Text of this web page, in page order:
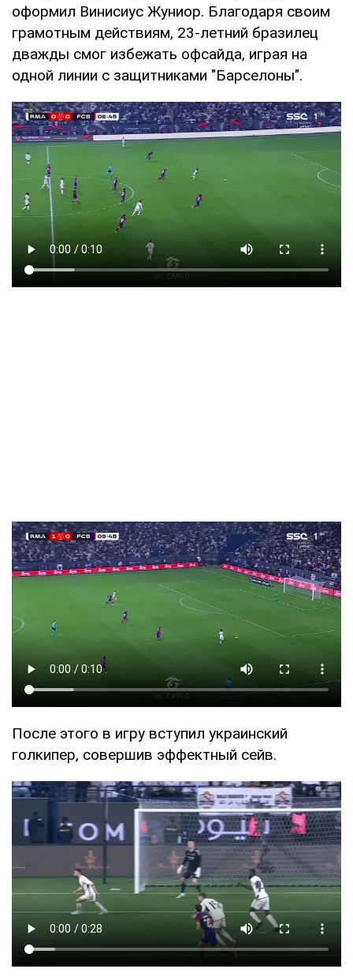
оформил Винисиус Жуниор. Благодаря своим
грамотным действиям, 23-летний бразилец
дважды смог избежать офсайда, играя на
одной линии с защитниками "Барселоны".
После этого в игру вступил украинский
голкипер, совершив эффектный сейв.